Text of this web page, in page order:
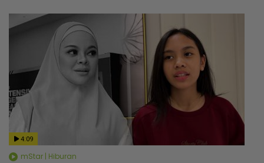
4:09
mStar | Hiburan